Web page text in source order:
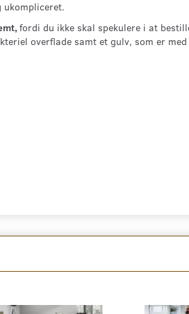
ukompliceret.
fordi du ikke skal spekulere i at
overflade samt et gulv, som er